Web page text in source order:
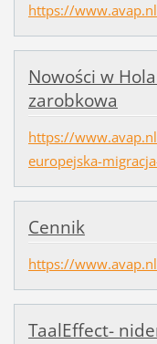
https://
Nowości w
zarobkowa
https://
europejska-
Cennik
https://
TaalEffect-